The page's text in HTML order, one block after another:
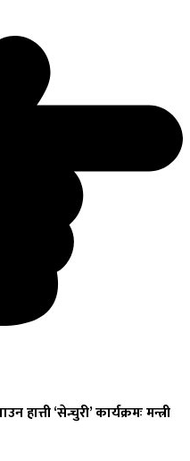
हात्ती ‘सेन्चुरी’ कार्यक्रमः मन्त्री